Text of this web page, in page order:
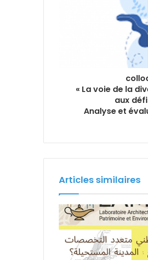
« La voie de la
aux
Analyse et
Articles similaires